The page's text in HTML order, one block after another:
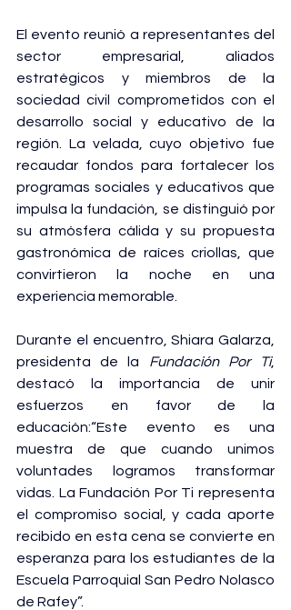
El evento reunió a representantes del
sector empresarial, aliados
estratégicos y miembros de la
sociedad civil comprometidos con el
desarrollo social y educativo de la
región. La velada, cuyo objetivo fue
recaudar fondos para fortalecer los
programas sociales y educativos que
impulsa la fundación, se distinguió por
su atmósfera cálida y su propuesta
gastronómica de raíces criollas, que
convirtieron la noche en una
experiencia memorable.
Durante el encuentro, Shiara Galarza,
presidenta de la Fundación Por Ti,
destacó la importancia de unir
esfuerzos en favor de la
educación:“Este evento es una
muestra de que cuando unimos
voluntades logramos transformar
vidas. La Fundación Por Ti representa
el compromiso social, y cada aporte
recibido en esta cena se convierte en
esperanza para los estudiantes de la
Escuela Parroquial San Pedro Nolasco
de Rafey”.